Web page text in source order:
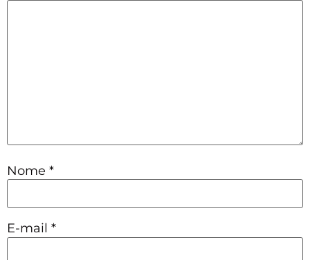
Nome *
E-mail *